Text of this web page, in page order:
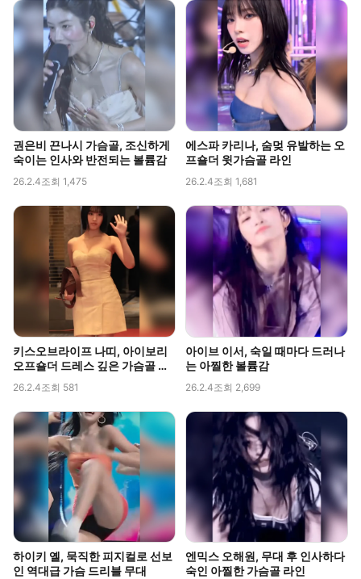
권은비 끈나시 가슴골, 조신하게
숙이는 인사와 반전되는 볼륨감
26.2.4조회 1,475
에스파 카리나, 숨멎 유발하는 오
프숄더 윗가슴골 라인
26.2.4조회 1,681
키스오브라이프 나띠, 아이보리
오프숄더 드레스 깊은 가슴골 라
26.2.4조회 581
아이브 이서, 숙일 때마다 드러나
는 아찔한 볼륨감
26.2.4조회 2,699
하이키 옐, 묵직한 피지컬로 선보
인 역대급 가슴 드리블 무대
엔믹스 오해원, 무대 후 인사하다
숙인 아찔한 가슴골 라인